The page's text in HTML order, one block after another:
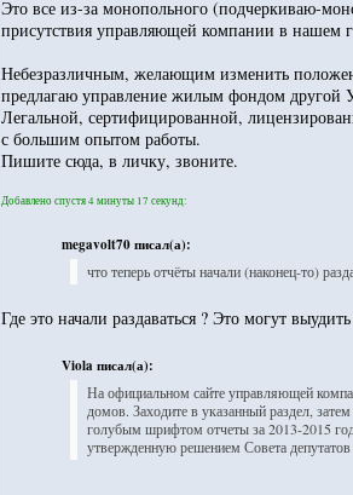
Это все из-за монопольного (подчеркиваю-
присутствия управляющей компании в нашем
Небезразличным, желающим изменить
предлагаю управление жилым фондом другой
Легальной, сертифицированной,
с большим опытом работы.
Пишите сюда, в личку, звоните.
Добавлено спустя 4 минуты 17 секунд:
megavolt70 писал(а):
что теперь отчёты начали (наконец-то)
Где это начали раздаваться ? Это могут
Viola писал(а):
На официальном сайте управляющей
домов. Заходите в указанный раздел,
голубым шрифтом отчеты за 2013-2015
утвержденную решением Совета